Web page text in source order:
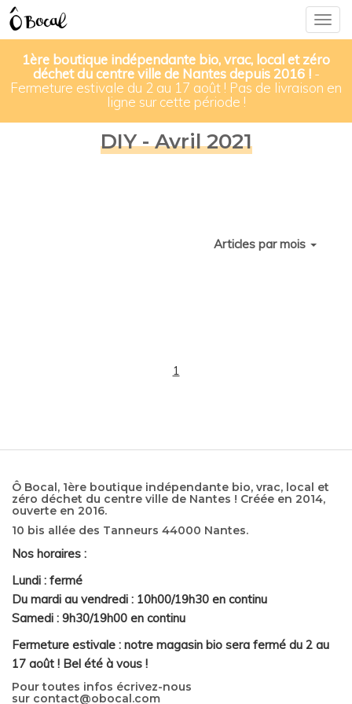
1ère boutique indépendante bio, vrac, local et zéro
déchet du centre ville de Nantes depuis 2016 ! -
Fermeture estivale du 2 au 17 août ! Pas de livraison en
ligne sur cette période !
DIY - Avril 2021
Articles par mois
1
Ô Bocal, 1ère boutique indépendante bio, vrac, local et
zéro déchet du centre ville de Nantes ! Créée en 2014,
ouverte en 2016.
10 bis allée des Tanneurs 44000 Nantes.
Nos horaires :
Lundi : fermé
Du mardi au vendredi : 10h00/19h30 en continu
Samedi : 9h30/19h00 en continu
Fermeture estivale : notre magasin bio sera fermé du 2 au
17 août ! Bel été à vous !
Pour toutes infos écrivez-nous
sur contact@obocal.com